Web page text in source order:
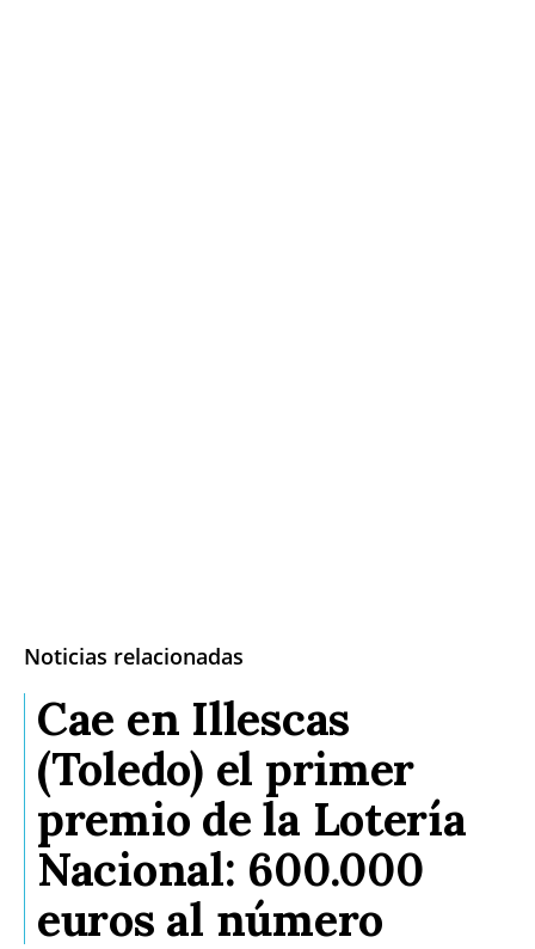
Noticias relacionadas
Cae en Illescas
(Toledo) el primer
premio de la Lotería
Nacional: 600.000
euros al número